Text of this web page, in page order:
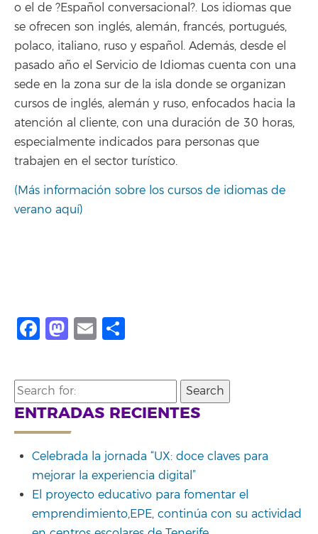
o el de ?Español conversacional?. Los idiomas que
se ofrecen son inglés, alemán, francés, portugués,
polaco, italiano, ruso y español. Además, desde el
pasado año el Servicio de Idiomas cuenta con una
sede en la zona sur de la isla donde se organizan
cursos de inglés, alemán y ruso, enfocados hacia la
atención al cliente, con una duración de 30 horas,
especialmente indicados para personas que
trabajen en el sector turístico.
(Más información sobre los cursos de idiomas de
verano aquí)
Facebook
Mastodon
Email
Search
for:
ENTRADAS RECIENTES
Celebrada la jornada “UX: doce claves para
mejorar la experiencia digital”
El proyecto educativo para fomentar el
emprendimiento,EPE, continúa con su actividad